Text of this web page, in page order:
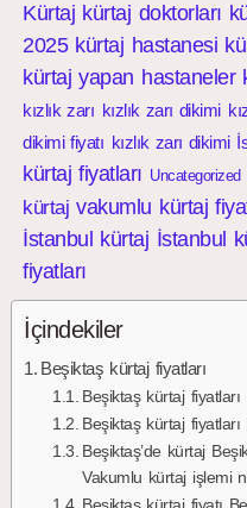
Kürtaj kürtaj doktorları
2025 kürtaj hastanesi
kürtaj yapan hastaneler
kızlık zarı kızlık zarı dikimi
dikimi fiyatı kızlık zarı dikimi
kürtaj fiyatları Uncategorized
kürtaj vakumlu kürtaj
İstanbul kürtaj İstanbul
fiyatları
İçindekiler
Beşiktaş kürtaj fiyatları
Beşiktaş kürtaj fiyatları
Beşiktaş kürtaj
Beşiktaş’de kürtaj
Vakumlu kürtaj işlemi